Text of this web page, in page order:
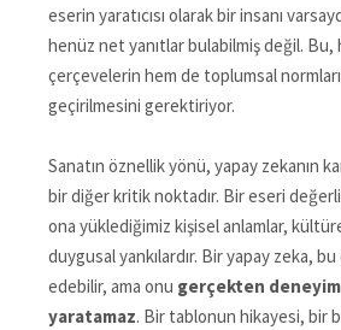
eserin yaratıcısı olarak bir insanı
henüz net yanıtlar bulabilmiş değil. Bu,
çerçevelerin hem de toplumsal
geçirilmesini gerektiriyor.
Sanatın öznellik yönü, yapay zekanın
bir diğer kritik noktadır. Bir eseri
ona yüklediğimiz kişisel anlamlar,
duygusal yankılardır. Bir yapay zeka,
edebilir, ama onu gerçekten
yaratamaz. Bir tablonun hikayesi, bir